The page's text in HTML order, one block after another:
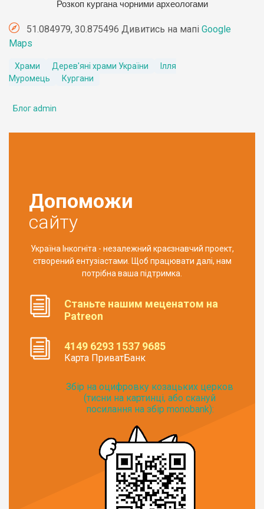
Розкоп кургана чорними археологами
51.084979, 30.875496 Дивитись на мапі Google
Maps
Храми Дерев'яні храми України
Ілля
Муромець
Кургани
Блог admin
Допоможи
сайту
Україна Інкогніта - незалежний краєзнавчий проект,
створений ентузіастами. Щоб працювати далі, нам
потрібна ваша підтримка.
Станьте нашим меценатом на
Patreon
4149 6293 1537 9685
Карта ПриватБанк
Збір на оцифровку козацьких церков
(тисни на картинці, або скануй
посилання на збір monobank):